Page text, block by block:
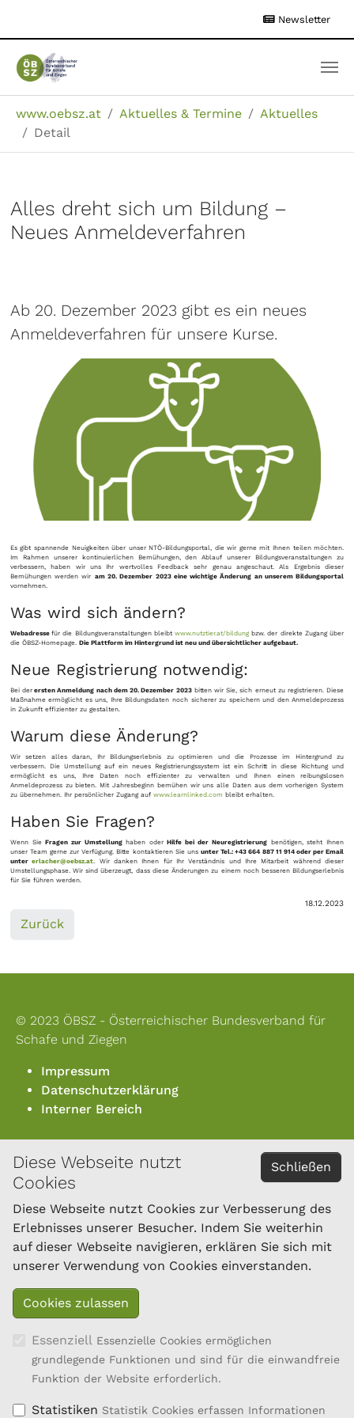
Schließen
Diese Webseite nutzt
Cookies
Diese Webseite nutzt Cookies zur Verbesserung des
Erlebnisses unserer Besucher. Indem Sie weiterhin
auf dieser Webseite navigieren, erklären Sie sich mit
unserer Verwendung von Cookies einverstanden.
Essenziell Essenzielle Cookies ermöglichen
grundlegende Funktionen und sind für die einwandfreie
Funktion der Website erforderlich.
Statistiken Statistik Cookies erfassen Informationen
Newsletter
www.oebsz.at Aktuelles & Termine
Aktuelles
Detail
Alles dreht sich um Bildung –
Neues Anmeldeverfahren
Ab 20. Dezember 2023 gibt es ein neues
Anmeldeverfahren für unsere Kurse.
Es gibt spannende Neuigkeiten über unser NTÖ-Bildungsportal, die wir gerne mit Ihnen teilen möchten.
Im Rahmen unserer kontinuierlichen Bemühungen, den Ablauf unserer Bildungsveranstaltungen zu
verbessern, haben wir uns Ihr wertvolles Feedback sehr genau angeschaut. Als Ergebnis dieser
Bemühungen werden wir am 20. Dezember 2023 eine wichtige Änderung an unserem Bildungsportal
vornehmen.
Was wird sich ändern?
Webadressefür die Bildungsveranstaltungen bleibtwww.nutztier.at/bildungbzw. der direkte Zugang über
die ÖBSZ-Homepage. Die Plattform im Hintergrund ist neu und übersichtlicher aufgebaut.
Neue Registrierung notwendig:
Bei der ersten Anmeldung nach dem 20. Dezember 2023bitten wir Sie, sich erneut zu registrieren. Diese
Maßnahme ermöglicht es uns, Ihre Bildungsdaten noch sicherer zu speichern und den Anmeldeprozess
in Zukunft effizienter zu gestalten.
Warum diese Änderung?
Wir setzen alles daran, Ihr Bildungserlebnis zu optimieren und die Prozesse im Hintergrund zu
verbessern. Die Umstellung auf ein neues Registrierungssystem ist ein Schritt in diese Richtung und
ermöglicht es uns, Ihre Daten noch effizienter zu verwalten und Ihnen einen reibungslosen
Anmeldeprozess zu bieten. Mit Jahresbeginn bemühen wir uns alle Daten aus dem vorherigen System
zu übernehmen. Ihr persönlicher Zugang auf www.learnlinked.com bleibt erhalten.
Haben Sie Fragen?
Wenn SieFragen zur Umstellung haben oderHilfe bei der Neuregistrierungbenötigen, steht Ihnen
unser Team gerne zur Verfügung. Bitte kontaktieren Sie uns unter Tel.: +43 664 887 11 914 oder per Email
untererlacher@oebsz.at. Wir danken Ihnen für Ihr Verständnis und Ihre Mitarbeit während dieser
Umstellungsphase. Wir sind überzeugt, dass diese Änderungen zu einem noch besseren Bildungserlebnis
für Sie führen werden.
18.12.2023
Zurück
© 2023 ÖBSZ - Österreichischer Bundesverband für
Schafe und Ziegen
Impressum
Datenschutzerklärung
Interner Bereich
KONTAKT
Österreichischer Bundesverband für Schafe und
Ziegen
Dresdner Straße 89/B1/18
1200 Wien
Tel.: 01/334 17 21-40